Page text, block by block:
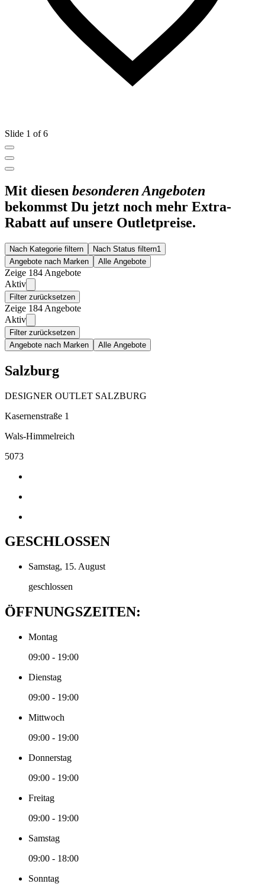
Slide 1 of 6
Mit diesen besonderen Angeboten
bekommst Du jetzt noch mehr Extra-
Rabatt auf unsere Outletpreise.
Nach Kategorie filtern Nach Status filtern1
Angebote nach Marken
Alle Angebote
Zeige 184 Angebote
Aktiv
Filter zurücksetzen
Zeige 184 Angebote
Aktiv
Filter zurücksetzen
Angebote nach Marken
Alle Angebote
Salzburg
DESIGNER OUTLET SALZBURG
Kasernenstraße 1
Wals-Himmelreich
5073
GESCHLOSSEN
Samstag, 15. August
geschlossen
ÖFFNUNGSZEITEN:
Montag
09:00 - 19:00
Dienstag
09:00 - 19:00
Mittwoch
09:00 - 19:00
Donnerstag
09:00 - 19:00
Freitag
09:00 - 19:00
Samstag
09:00 - 18:00
Sonntag